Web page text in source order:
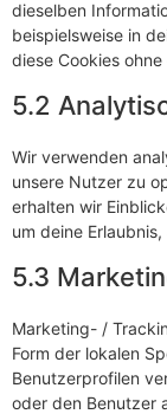
dieselben
beispielsweise in
diese Cookies
5.2
Wir verwenden
unsere Nutzer zu
erhalten wir
um deine
5.3
Marketing- /
Form der lokalen
Benutzerprofilen
oder den Benutzer